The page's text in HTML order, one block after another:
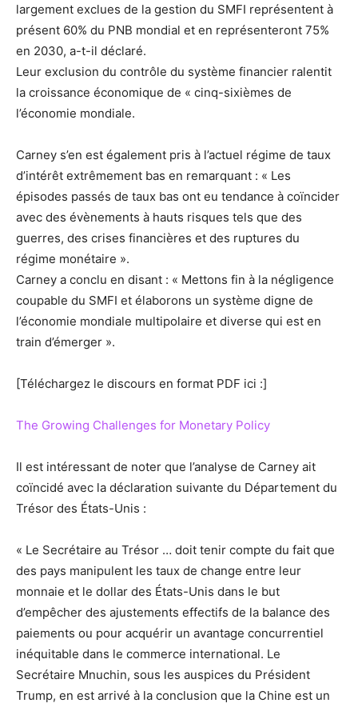
largement exclues de la gestion du SMFI représentent à
présent 60% du PNB mondial et en représenteront 75%
en 2030, a-t-il déclaré.
Leur exclusion du contrôle du système financier ralentit
la croissance économique de « cinq-sixièmes de
l’économie mondiale.
Carney s’en est également pris à l’actuel régime de taux
d’intérêt extrêmement bas en remarquant : « Les
épisodes passés de taux bas ont eu tendance à coïncider
avec des évènements à hauts risques tels que des
guerres, des crises financières et des ruptures du
régime monétaire ».
Carney a conclu en disant : « Mettons fin à la négligence
coupable du SMFI et élaborons un système digne de
l’économie mondiale multipolaire et diverse qui est en
train d’émerger ».
[Téléchargez le discours en format PDF ici :]
The Growing Challenges for Monetary Policy
Il est intéressant de noter que l’analyse de Carney ait
coïncidé avec la déclaration suivante du Département du
Trésor des États-Unis :
« Le Secrétaire au Trésor … doit tenir compte du fait que
des pays manipulent les taux de change entre leur
monnaie et le dollar des États-Unis dans le but
d’empêcher des ajustements effectifs de la balance des
paiements ou pour acquérir un avantage concurrentiel
inéquitable dans le commerce international. Le
Secrétaire Mnuchin, sous les auspices du Président
Trump, en est arrivé à la conclusion que la Chine est un